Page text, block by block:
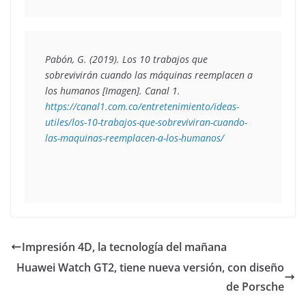
Pabón, G. (2019). Los 10 trabajos que
sobrevivirán cuando las máquinas reemplacen a
los humanos
https://canal1.com.co/entretenimiento/ideas-
utiles/los-10-trabajos-que-sobreviviran-cuando-
las-maquinas-reemplacen-a-los-humanos/
Impresión 4D, la tecnología del mañana
Huawei Watch GT2, tiene nueva versión, con diseño
de Porsche